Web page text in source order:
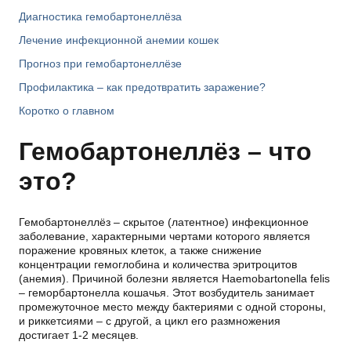
Диагностика гемобартонеллёза
Лечение инфекционной анемии кошек
Прогноз при гемобартонеллёзе
Профилактика – как предотвратить заражение?
Коротко о главном
Гемобартонеллёз – что
это?
Гемобартонеллёз – скрытое (латентное) инфекционное
заболевание, характерными чертами которого является
поражение кровяных клеток, а также снижение
концентрации гемоглобина и количества эритроцитов
(анемия). Причиной болезни является Haemobartonella felis
– геморбартонелла кошачья. Этот возбудитель занимает
промежуточное место между бактериями с одной стороны,
и риккетсиями – с другой, а цикл его размножения
достигает 1-2 месяцев.